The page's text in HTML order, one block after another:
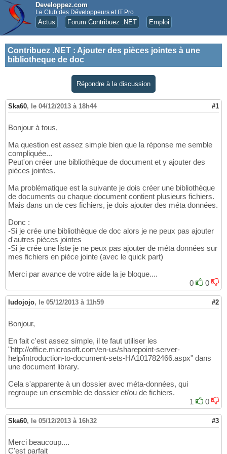
Developpez.com
Le Club des Développeurs et IT Pro
Actus Forum Contribuez .NET Emploi
Contribuez .NET : Ajouter des pièces jointes à une
bibliotheque de doc
Répondre à la discussion
Ska60, le 04/12/2013 à 18h44 #1
Bonjour à tous,
Ma question est assez simple bien que la réponse me semble
compliquée...
Peut'on créer une bibliothèque de document et y ajouter des
pièces jointes.
Ma problématique est la suivante je dois créer une bibliothèque
de documents ou chaque document contient plusieurs fichiers.
Mais dans un de ces fichiers, je dois ajouter des méta données.
Donc :
-Si je crée une bibliothèque de doc alors je ne peux pas ajouter
d'autres pièces jointes
-Si je crée une liste je ne peux pas ajouter de méta données sur
mes fichiers en pièce jointe (avec le quick part)
Merci par avance de votre aide la je bloque....
0
0
ludojojo, le 05/12/2013 à 11h59 #2
Bonjour,
En fait c'est assez simple, il te faut utiliser les
"http://office.microsoft.com/en-us/sharepoint-server-
help/introduction-to-document-sets-HA101782466.aspx" dans
une document library.
Cela s'apparente à un dossier avec méta-données, qui
regroupe un ensemble de dossier et/ou de fichiers.
1
0
Ska60, le 05/12/2013 à 16h32 #3
Merci beaucoup....
C'est parfait